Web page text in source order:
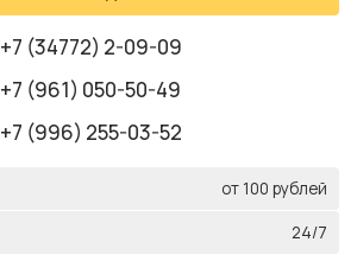
+7 (34772) 2-09-09
+7 (961) 050-50-49
+7 (996) 255-03-52
от 100 рублей
24/7